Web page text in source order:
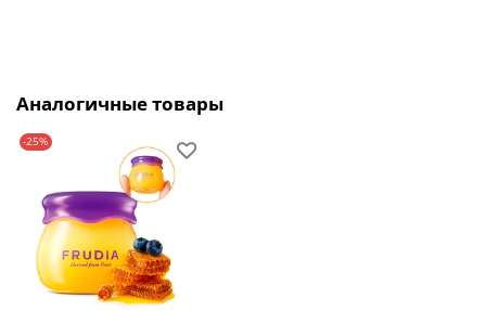
Аналогичные товары
-25%